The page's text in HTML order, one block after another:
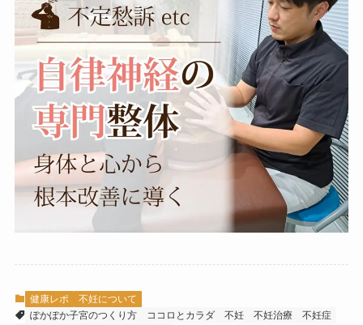
健康レポ
不妊について
ぽかぽか子宮のつくり方
ココロとカラダ 不妊 不妊治療
不妊症